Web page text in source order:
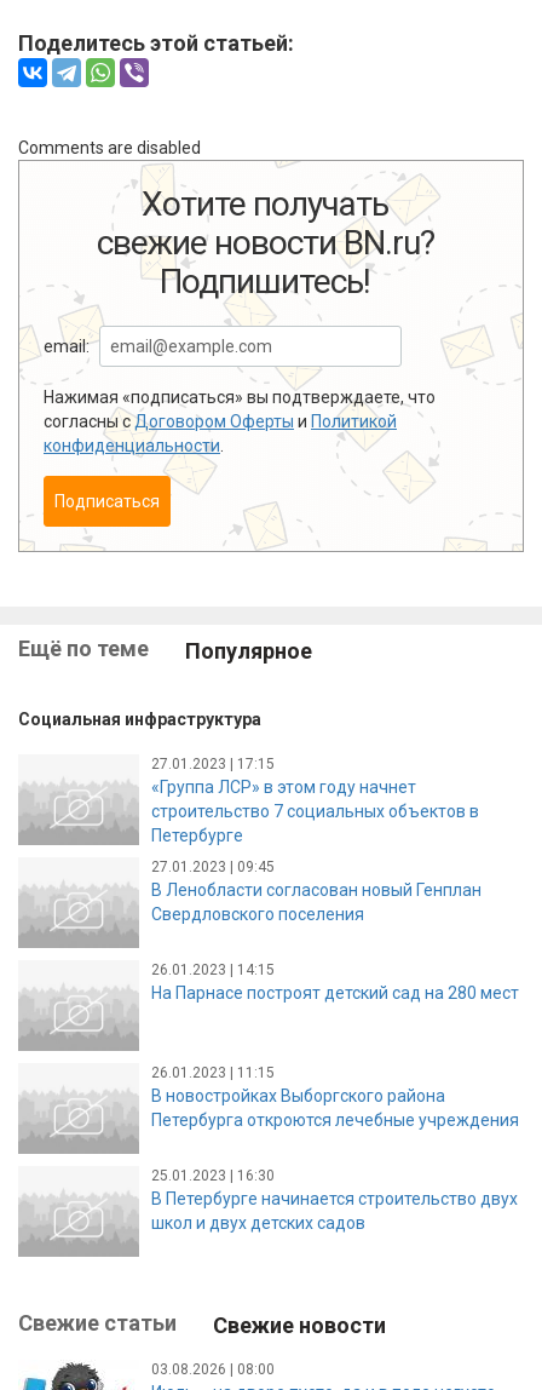
Поделитесь этой статьей:
Comments are disabled
Хотите получать
свежие новости BN.ru?
Подпишитесь!
email:
Нажимая «подписаться» вы подтверждаете, что
согласны сДоговором Оферты и Политикой
конфиденциальности
Подписаться
Ещё по теме Популярное
Социальная инфраструктура
27.01.2023 | 17:15
«Группа ЛСР» в этом году начнет
строительство 7 социальных объектов в
Петербурге
27.01.2023 | 09:45
В Ленобласти согласован новый Генплан
Свердловского поселения
26.01.2023 | 14:15
На Парнасе построят детский сад на 280 мест
26.01.2023 | 11:15
В новостройках Выборгского района
Петербурга откроются лечебные учреждения
25.01.2023 | 16:30
В Петербурге начинается строительство двух
школ и двух детских садов
Свежие статьи Свежие новости
03.08.2026 | 08:00